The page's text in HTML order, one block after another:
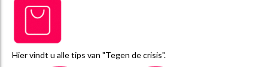
Hier vindt u alle tips van "Tegen de crisis".